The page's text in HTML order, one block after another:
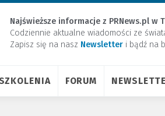
Najświeższe informacje z PRNews.pl w
Codziennie aktualne wiadomości ze
Zapisz się na nasz Newsletter ​i bądź na
FORUM